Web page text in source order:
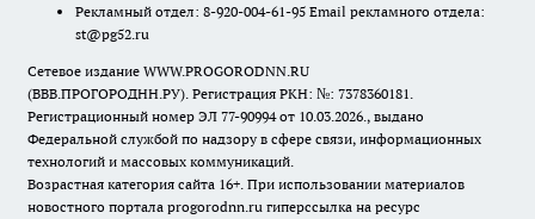
Рекламный отдел: 8-920-004-61-95 Email рекламного отдела:
st@pg52.ru
Сетевое издание WWW.PROGORODNN.RU
(ВВВ.ПРОГОРОДНН.РУ). Регистрация РКН: №: 7378360181.
Регистрационный номер ЭЛ 77-90994 от 10.03.2026., выдано
Федеральной службой по надзору в сфере связи, информационных
технологий и массовых коммуникаций.
Возрастная категория сайта 16+. При использовании материалов
новостного портала progorodnn.ru гиперссылка на ресурс